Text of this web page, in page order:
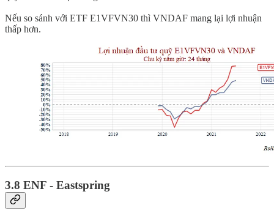
Nếu so sánh với ETF E1VFVN30 thì VNDAF mang lại lợi nhuận
thấp hơn.
3.8 ENF - Eastspring